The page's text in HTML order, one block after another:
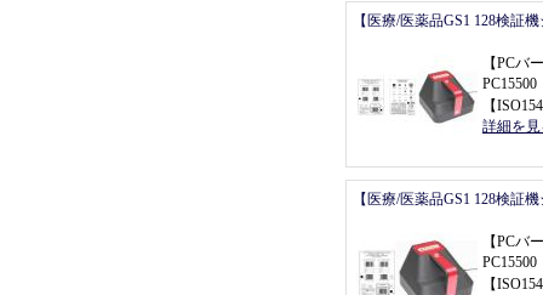
【医療/医薬品GS1 128検証
【PCバ
【
詳細を
【医療/医薬品GS1 128検証
【PCバ
【